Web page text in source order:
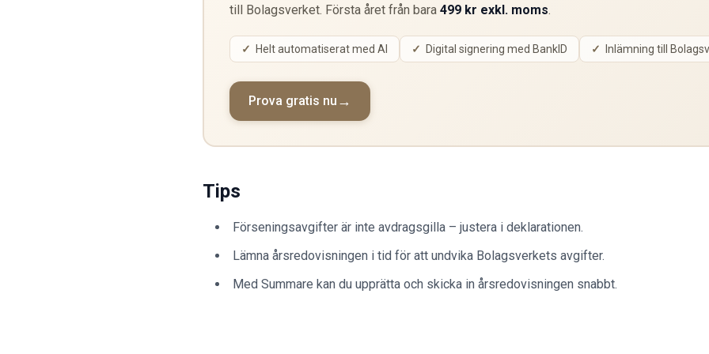
till Bolagsverket. Första året från bara 499 kr exkl. moms
Helt automatiserat med AI Digital signering med BankID Inlämning till
Prova gratis nu
Tips
Förseningsavgifter är inte avdragsgilla – justera i deklarationen.
Lämna årsredovisningen i tid för att undvika Bolagsverkets avgifter.
Med Summare kan du upprätta och skicka in årsredovisningen snabbt.